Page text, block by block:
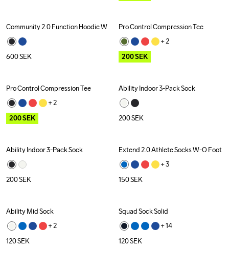
Community 2.0 Function Hoodie W
600SEK
Outlet
Pro Control Compression Tee
+ 2
200SEK
Outlet
Pro Control Compression Tee
+ 2
200SEK
Ability Indoor 3-Pack Sock
200SEK
Ability Indoor 3-Pack Sock
200SEK
Extend 2.0 Athlete Socks W-O Foot
+ 3
150SEK
Ability Mid Sock
+ 2
120SEK
Squad Sock Solid
+ 14
120SEK